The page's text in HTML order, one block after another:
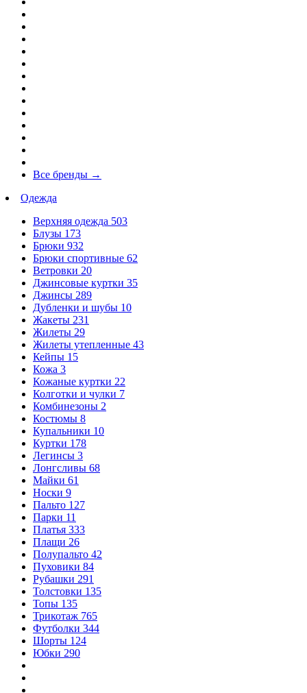
Все бренды →
Одежда
Верхняя одежда 503
Блузы 173
Брюки 932
Брюки спортивные 62
Ветровки 20
Джинсовые куртки 35
Джинсы 289
Дубленки и шубы 10
Жакеты 231
Жилеты 29
Жилеты утепленные 43
Кейпы 15
Кожа 3
Кожаные куртки 22
Колготки и чулки 7
Комбинезоны 2
Костюмы 8
Купальники 10
Куртки 178
Легинсы 3
Лонгсливы 68
Майки 61
Носки 9
Пальто 127
Парки 11
Платья 333
Плащи 26
Полупальто 42
Пуховики 84
Рубашки 291
Толстовки 135
Топы 135
Трикотаж 765
Футболки 344
Шорты 124
Юбки 290